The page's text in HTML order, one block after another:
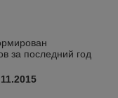
за последний год